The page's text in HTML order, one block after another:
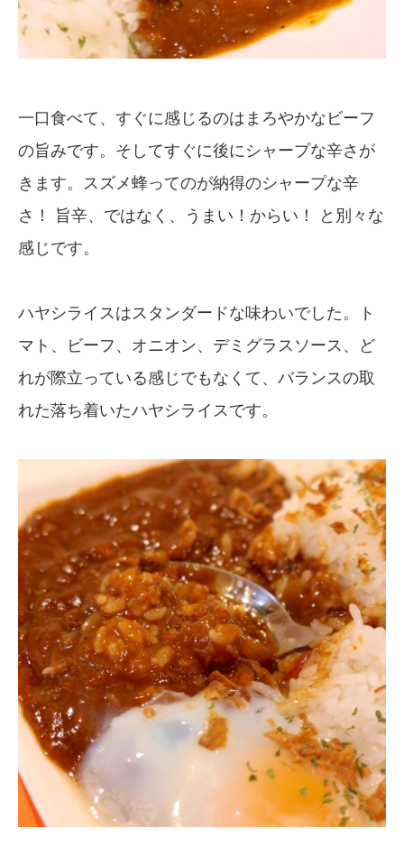
一口食べて、すぐに感じるのはまろやかなビーフ
の旨みです。そしてすぐに後にシャープな辛さが
きます。スズメ蜂ってのが納得のシャープな辛
さ！ 旨辛、ではなく、うまい！からい！ と別々な
感じです。
ハヤシライスはスタンダードな味わいでした。ト
マト、ビーフ、オニオン、デミグラスソース、ど
れが際立っている感じでもなくて、バランスの取
れた落ち着いたハヤシライスです。